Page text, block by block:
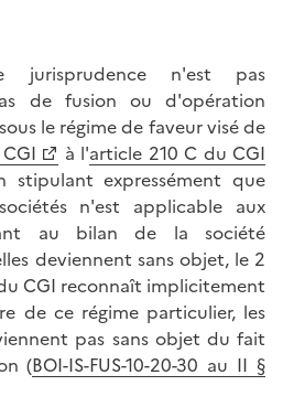
jurisprudence n'est pas
de fusion ou d'opération
le régime de faveur visé de
à l'article 210 C du CGI
stipulant expressément que
n'est applicable aux
au bilan de la société
deviennent sans objet, le 2
CGI reconnaît implicitement
de ce régime particulier, les
pas sans objet du fait
(BOI-IS-FUS-10-20-30 au II §